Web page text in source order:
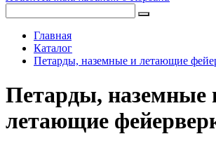
Главная
Каталог
Петарды, наземные и летающие
Петарды, наземные
летающие